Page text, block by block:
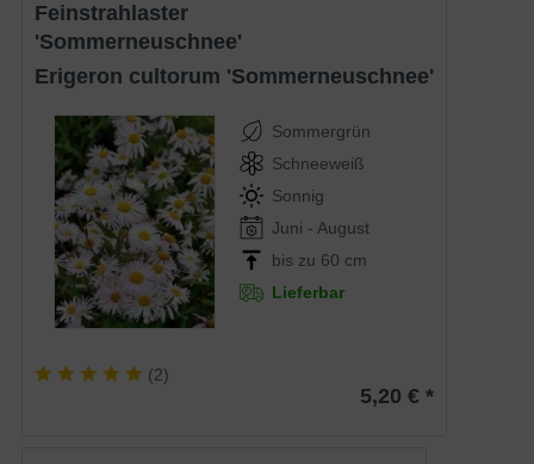
Feinstrahlaster
'Sommerneuschnee'
Erigeron cultorum 'Sommerneuschnee'
Sommergrün
Schneeweiß
Sonnig
Juni - August
bis zu 60 cm
Lieferbar
(2)
5,20 € *